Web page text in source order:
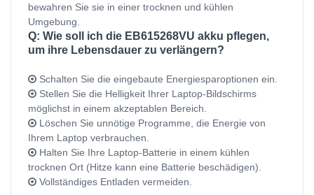
bewahren Sie sie in einer trocknen und kühlen
Umgebung.
Q: Wie soll ich die EB615268VU akku pflegen,
um ihre Lebensdauer zu verlängern?
Schalten Sie die eingebaute Energiesparoptionen ein.
Stellen Sie die Helligkeit Ihrer Laptop-Bildschirms
möglichst in einem akzeptablen Bereich.
Löschen Sie unnötige Programme, die Energie von
Ihrem Laptop verbrauchen.
Halten Sie Ihre Laptop-Batterie in einem kühlen
trocknen Ort (Hitze kann eine Batterie beschädigen).
Vollständiges Entladen vermeiden.